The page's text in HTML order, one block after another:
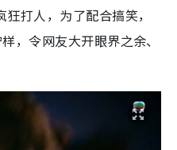
打人，为了配合搞笑，
，令网友大开眼界之余、